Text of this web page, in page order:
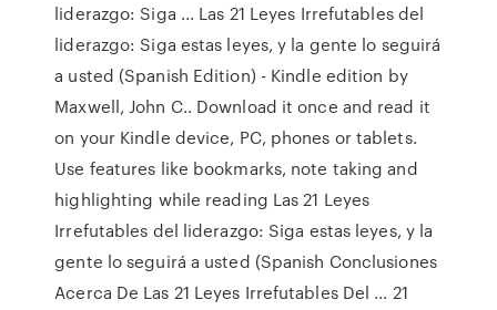
liderazgo: Siga ... Las 21 Leyes Irrefutables del
liderazgo: Siga estas leyes, y la gente lo seguirá
a usted (Spanish Edition) - Kindle edition by
Maxwell, John C.. Download it once and read it
on your Kindle device, PC, phones or tablets.
Use features like bookmarks, note taking and
highlighting while reading Las 21 Leyes
Irrefutables del liderazgo: Siga estas leyes, y la
gente lo seguirá a usted (Spanish Conclusiones
Acerca De Las 21 Leyes Irrefutables Del ... 21